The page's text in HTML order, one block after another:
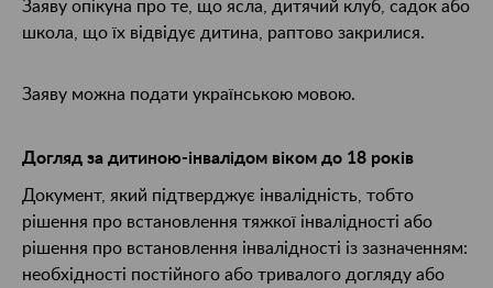
Заяву опікуна про те, що ясла, дитячий клуб, садок або
школа, що їх відвідує дитина, раптово закрилися.
Заяву можна подати українською мовою.
Догляд за дитиною-інвалідом віком до 18 років
Документ, який підтверджує інвалідність, тобто
рішення про встановлення тяжкої інвалідності або
рішення про встановлення інвалідності із зазначенням:
необхідності постійного або тривалого догляду або